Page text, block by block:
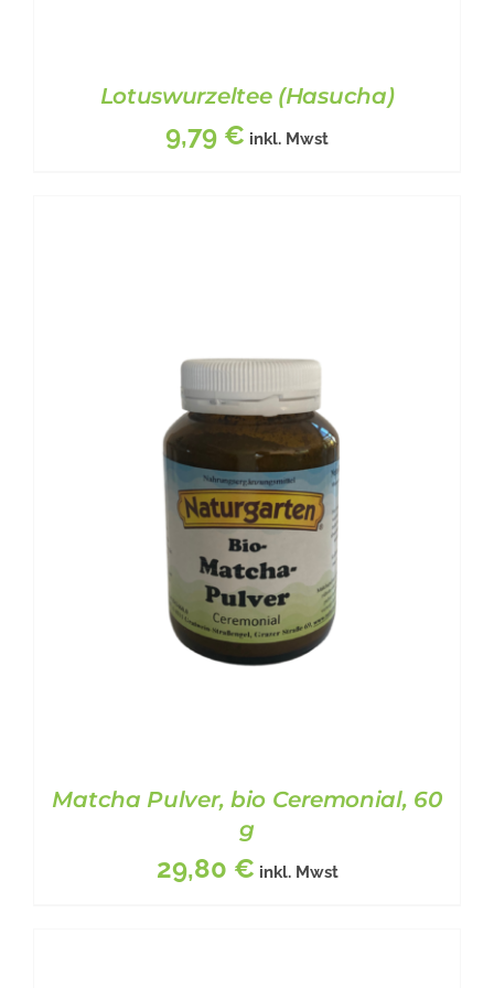
BESCHREIBUNG / DETAILS
Lotuswurzeltee (Hasucha)
9,79 € inkl. Mwst
Matcha Pulver, bio Ceremonial, 60
g
29,80 € inkl. Mwst